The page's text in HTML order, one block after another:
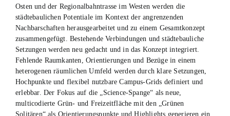
Osten und der Regionalbahntrasse im Westen werden die
städtebaulichen Potentiale im Kontext der angrenzenden
Nachbarschaften herausgearbeitet und zu einem Gesamtkonzept
zusammengefügt. Bestehende Verbindungen und städtebauliche
Setzungen werden neu gedacht und in das Konzept integriert.
Fehlende Raumkanten, Orientierungen und Bezüge in einem
heterogenen räumlichen Umfeld werden durch klare Setzungen,
Hochpunkte und flexibel nutzbare Campus-Grids definiert und
erlebbar. Der Fokus auf die „Science-Spange“ als neue,
multicodierte Grün- und Freizeitfläche mit den „Grünen
Solitären“ als Orientierungspunkte und Highlights generieren ein